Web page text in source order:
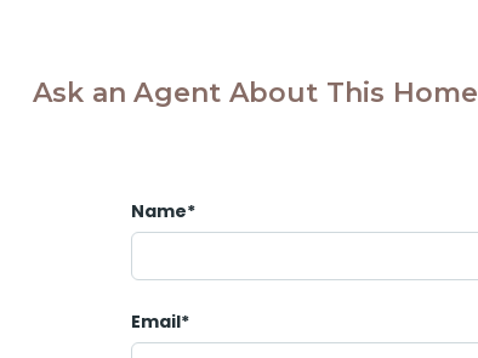
Ask an Agent About This Home
Name*
Email*